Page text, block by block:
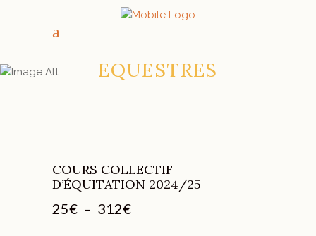
ÉQUESTRES
COURS COLLECTIF
D’ÉQUITATION 2024/25
25€ – 312€Plage